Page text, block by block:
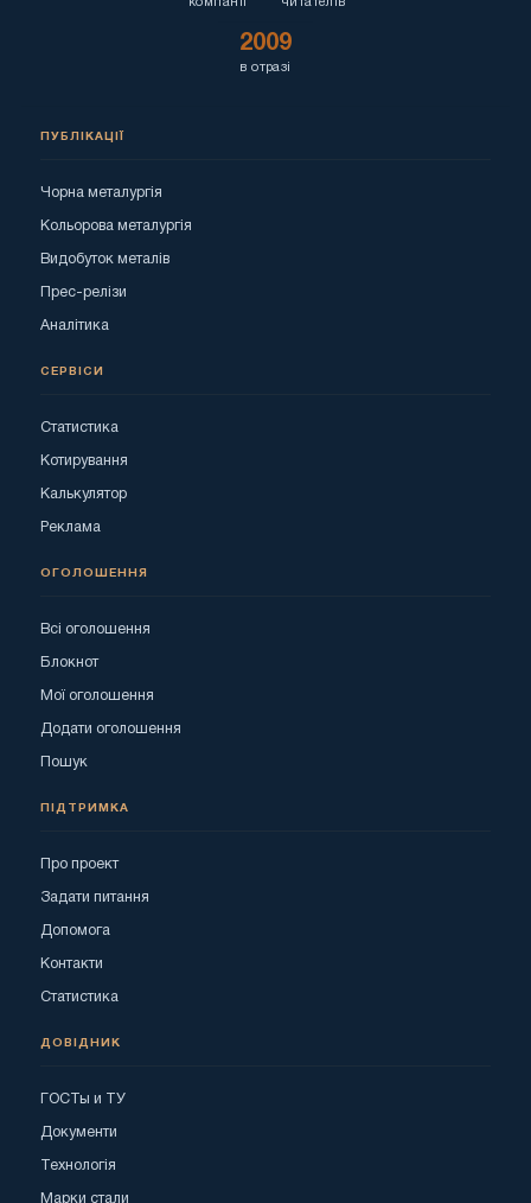
2009
в отразі
ПУБЛІКАЦІЇ
Чорна металургія
Кольорова металургія
Видобуток металів
Прес-релізи
Аналітика
СЕРВІСИ
Статистика
Котирування
Калькулятор
Реклама
ОГОЛОШЕННЯ
Всі оголошення
Блокнот
Мої оголошення
Додати оголошення
Пошук
ПІДТРИМКА
Про проект
Задати питання
Допомога
Контакти
Статистика
ДОВІДНИК
ГОСТы и ТУ
Документи
Технологія
Марки стали